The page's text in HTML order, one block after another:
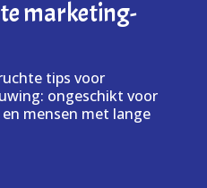
marketing-
tips voor
ongeschikt voor
mensen met lange